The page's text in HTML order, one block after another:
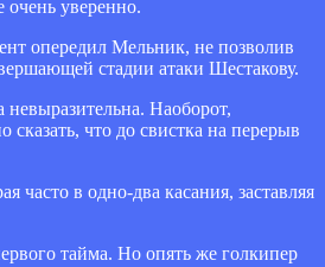
очень уверенно.
опередил Мельник, не позволив
стадии атаки Шестакову.
Наоборот,
что до свистка на перерыв
в одно-два касания, заставляя
тайма. Но опять же голкипер